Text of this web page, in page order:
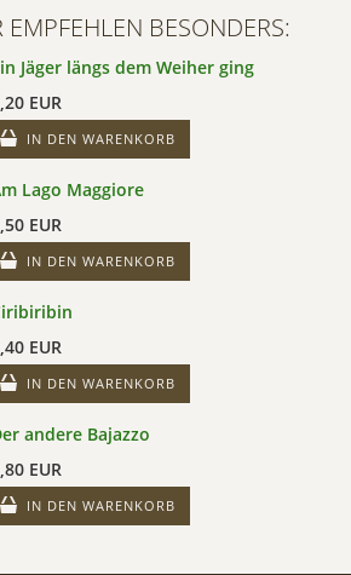
EMPFEHLEN BESONDERS:
Jäger längs dem Weiher ging
EUR
IN DEN WARENKORB
Lago Maggiore
EUR
IN DEN WARENKORB
EUR
IN DEN WARENKORB
andere Bajazzo
EUR
IN DEN WARENKORB